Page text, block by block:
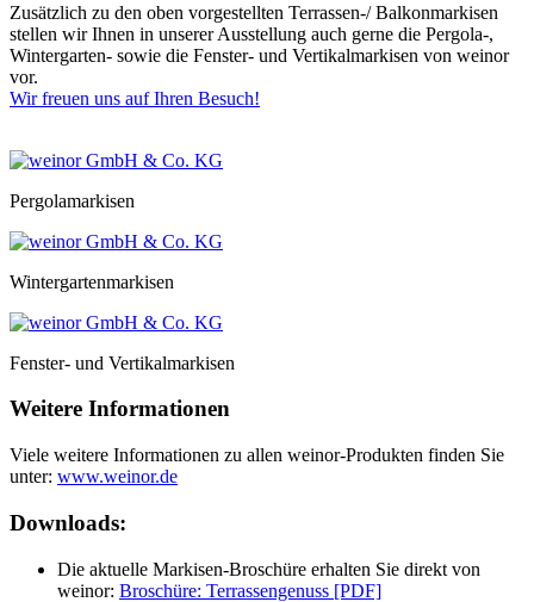
Zusätzlich zu den oben vorgestellten Terrassen-/ Balkonmarkisen
stellen wir Ihnen in unserer Ausstellung auch gerne die Pergola-,
Wintergarten- sowie die Fenster- und Vertikalmarkisen von weinor
vor.
Wir freuen uns auf Ihren Besuch!
Pergolamarkisen
Wintergartenmarkisen
Fenster- und Vertikalmarkisen
Weitere Informationen
Viele weitere Informationen zu allen weinor-Produkten finden Sie
unter: www.weinor.de
Downloads:
Die aktuelle Markisen-Broschüre erhalten Sie direkt von
weinor: Broschüre: Terrassengenuss [PDF]